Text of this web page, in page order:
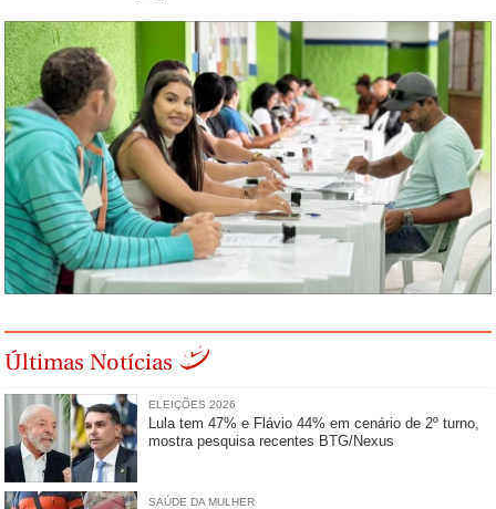
Últimas Notícias
ELEIÇÕES 2026
Lula tem 47% e Flávio 44% em cenário de 2º turno,
mostra pesquisa recentes BTG/Nexus
SAÚDE DA MULHER